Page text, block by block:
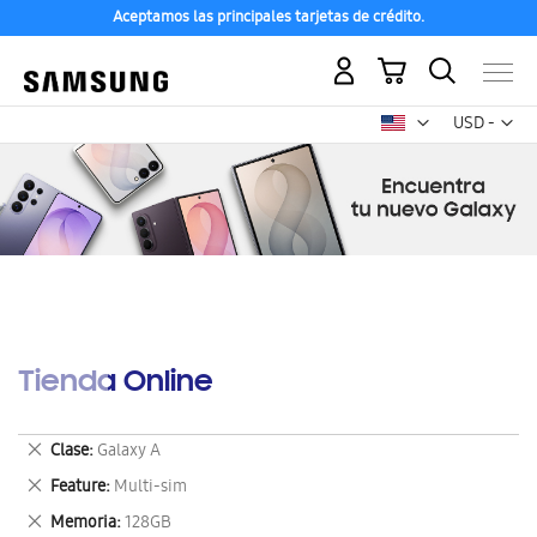
Aceptamos las principales tarjetas de crédito.
USD -
dólar
Mi carrito
Tienda Online
Clase Galaxy A
Eliminar
este
artículo
Feature Multi-sim
Eliminar
este
Memoria 128GB
Eliminar